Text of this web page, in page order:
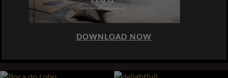
DOWNLOAD NOW